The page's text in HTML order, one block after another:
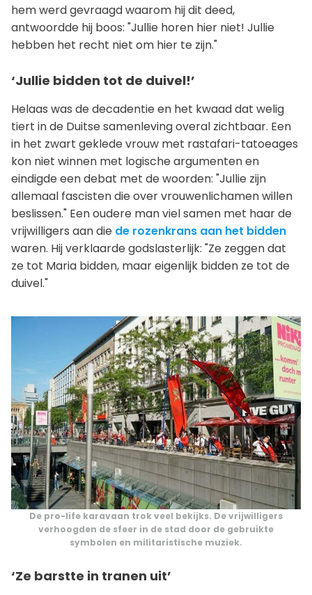
hem werd gevraagd waarom hij dit deed,
antwoordde hij boos: "Jullie horen hier niet! Jullie
hebben het recht niet om hier te zijn."
‘Jullie bidden tot de duivel!’
Helaas was de decadentie en het kwaad dat welig
tiert in de Duitse samenleving overal zichtbaar. Een
in het zwart geklede vrouw met rastafari-tatoeages
kon niet winnen met logische argumenten en
eindigde een debat met de woorden: "Jullie zijn
allemaal fascisten die over vrouwenlichamen willen
beslissen." Een oudere man viel samen met haar de
vrijwilligers aan die de rozenkrans aan het bidden
waren. Hij verklaarde godslasterlijk: "Ze zeggen dat
ze tot Maria bidden, maar eigenlijk bidden ze tot de
duivel."
De pro-life karavaan trok veel bekijks. De vrijwilligers
verhoogden de sfeer in de stad door de gebruikte
symbolen en militaristische muziek.
‘Ze barstte in tranen uit’